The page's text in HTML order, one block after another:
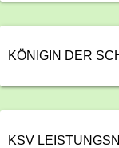
KÖNIGIN DER
KSV